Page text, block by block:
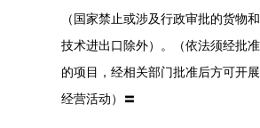
（国家禁止或涉及行政审批的货物和
技术进出口除外）。（依法须经批准
的项目，经相关部门批准后方可开展
经营活动）〓